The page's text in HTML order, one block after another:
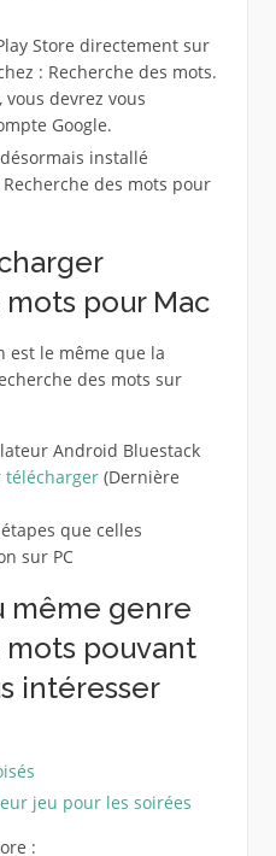
Store directement sur
: Recherche des mots.
devrez vous
Google.
installé
des mots pour
pour Mac
est le même que la
des mots sur
Android Bluestack
télécharger(Dernière
que celles
sur PC
même genre
mots pouvant
intéresser
jeu pour les soirées
: